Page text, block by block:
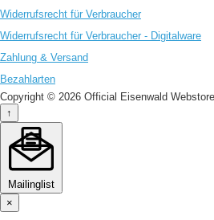
Widerrufsrecht für Verbraucher
Widerrufsrecht für Verbraucher - Digitalware
Zahlung & Versand
Bezahlarten
Copyright © 2026 Official Eisenwald
↑
Mailinglist
×